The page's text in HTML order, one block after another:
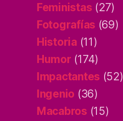
Feministas (27)
Fotografías (69)
Historia (11)
Humor (174)
Impactantes (52)
Ingenio (36)
Macabros (15)